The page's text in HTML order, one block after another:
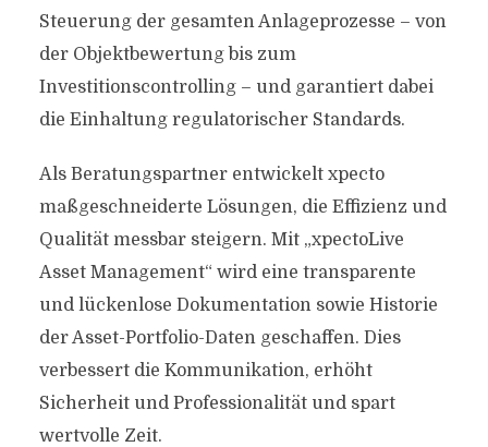
Steuerung der gesamten Anlageprozesse – von
der Objektbewertung bis zum
Investitionscontrolling – und garantiert dabei
die Einhaltung regulatorischer Standards.
Als Beratungspartner entwickelt xpecto
maßgeschneiderte Lösungen, die Effizienz und
Qualität messbar steigern. Mit „xpectoLive
Asset Management“ wird eine transparente
und lückenlose Dokumentation sowie Historie
der Asset-Portfolio-Daten geschaffen. Dies
verbessert die Kommunikation, erhöht
Sicherheit und Professionalität und spart
wertvolle Zeit.